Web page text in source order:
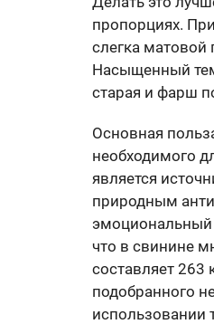
пропорциях.
слегка
Насыщенный
старая и фарш
Основная
необходимого
является
природным
эмоциональный
что в свинине
составляет 263
подобранного
использовании